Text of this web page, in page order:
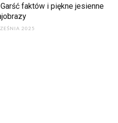
faktów i piękne jesienne
2025